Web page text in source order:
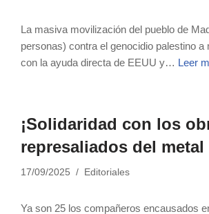
La masiva movilización del pueblo de
personas) contra el genocidio palestino a
con la ayuda directa de EEUU y… Leer
¡Solidaridad con los
represaliados del metal
17/09/2025 Editoriales
Ya son 25 los compañeros encausados